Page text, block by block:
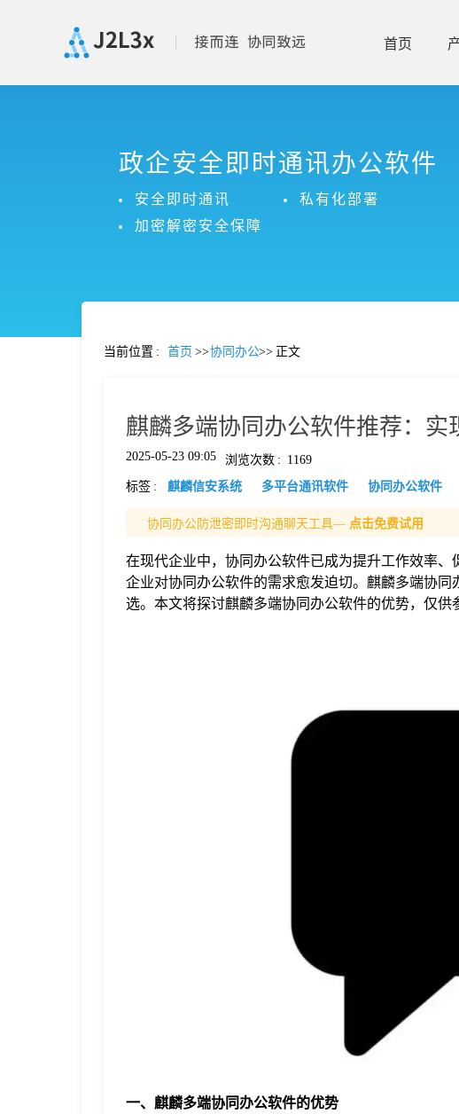
首页
政企安全即时通讯办公软件
安全即时通讯
私有化部署
加密解密安全保障
当前位置 : 首页 >>协同办公>> 正文
麒麟多端协同办公软件推荐：实
2025-05-23 09:05 浏览次数 : 1169
标签 : 麒麟信安系统 多平台通讯软件 协同办公软件
协同办公防泄密即时沟通聊天工具— 点击免费试用
在现代企业中，协同办公软件已成为提升工作效率、
企业对协同办公软件的需求愈发迫切。麒麟多端协
选。本文将探讨麒麟多端协同办公软件的优势，仅供
一、麒麟多端协同办公软件的优势